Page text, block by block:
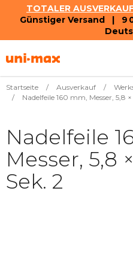
TOTALER
Günstiger Versand | 9
Inhalt
Startseite / Ausverkauf /
/
Nadelfeile 160 mm, Messer, 5,8
Nadelfeile
Messer, 5,8
Sek. 2